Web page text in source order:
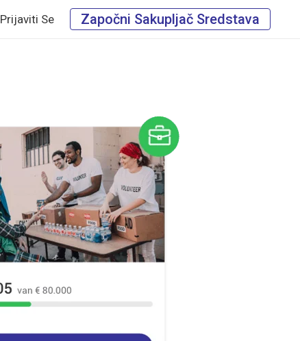
Prijaviti Se Započni Sakupljač Sredstava